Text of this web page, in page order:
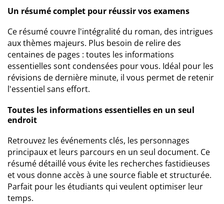
Un résumé complet pour réussir vos examens
Ce résumé couvre l'intégralité du roman, des intrigues
aux thèmes majeurs. Plus besoin de relire des
centaines de pages : toutes les informations
essentielles sont condensées pour vous. Idéal pour les
révisions de dernière minute, il vous permet de retenir
l'essentiel sans effort.
Toutes les informations essentielles en un seul
endroit
Retrouvez les événements clés, les personnages
principaux et leurs parcours en un seul document. Ce
résumé détaillé vous évite les recherches fastidieuses
et vous donne accès à une source fiable et structurée.
Parfait pour les étudiants qui veulent optimiser leur
temps.